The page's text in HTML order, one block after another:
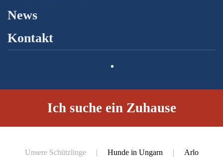
News
Kontakt
Ich suche ein Zuhause
Unsere Schützlinge Hunde in Ungarn Arlo